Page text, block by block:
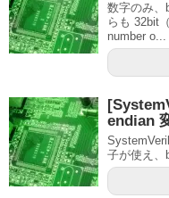
数字のみ、
らも 32bit
number o...
endian
子が使え